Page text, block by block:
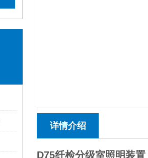
详情介绍
D75纤检分级室照明装置